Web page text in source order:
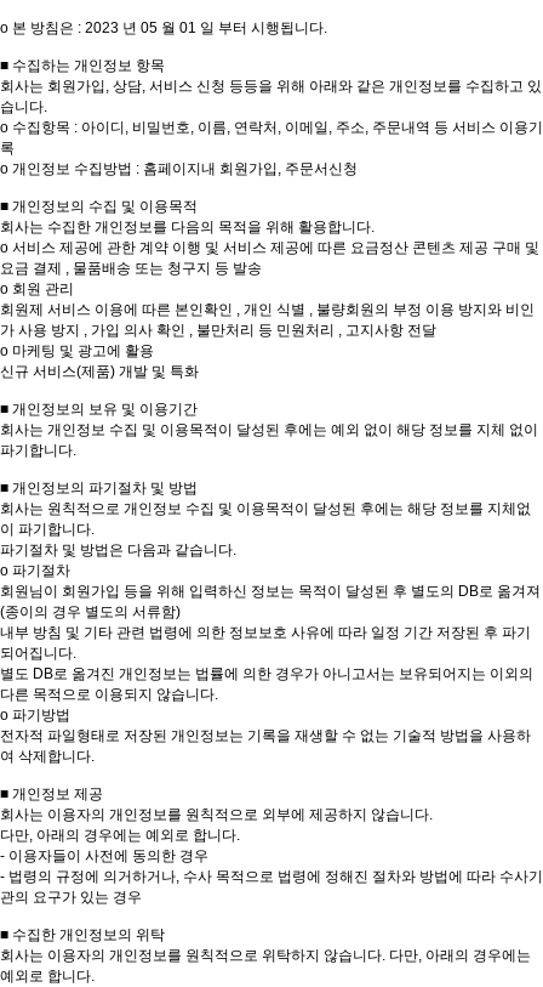
ο 본 방침은 : 2023 년 05 월 01 일 부터 시행됩니다.
■ 수집하는 개인정보 항목
회사는 회원가입, 상담, 서비스 신청 등등을 위해 아래와 같은 개인정보를 수집하고 있
습니다.
ο 수집항목 : 아이디, 비밀번호, 이름, 연락처, 이메일, 주소, 주문내역 등 서비스 이용기
록
ο 개인정보 수집방법 : 홈페이지내 회원가입, 주문서신청
■ 개인정보의 수집 및 이용목적
회사는 수집한 개인정보를 다음의 목적을 위해 활용합니다.
ο 서비스 제공에 관한 계약 이행 및 서비스 제공에 따른 요금정산 콘텐츠 제공 구매 및
요금 결제 , 물품배송 또는 청구지 등 발송
ο 회원 관리
회원제 서비스 이용에 따른 본인확인 , 개인 식별 , 불량회원의 부정 이용 방지와 비인
가 사용 방지 , 가입 의사 확인 , 불만처리 등 민원처리 , 고지사항 전달
ο 마케팅 및 광고에 활용
신규 서비스(제품) 개발 및 특화
■ 개인정보의 보유 및 이용기간
회사는 개인정보 수집 및 이용목적이 달성된 후에는 예외 없이 해당 정보를 지체 없이
파기합니다.
■ 개인정보의 파기절차 및 방법
회사는 원칙적으로 개인정보 수집 및 이용목적이 달성된 후에는 해당 정보를 지체없
이 파기합니다.
파기절차 및 방법은 다음과 같습니다.
ο 파기절차
회원님이 회원가입 등을 위해 입력하신 정보는 목적이 달성된 후 별도의 DB로 옮겨져
(종이의 경우 별도의 서류함)
내부 방침 및 기타 관련 법령에 의한 정보보호 사유에 따라 일정 기간 저장된 후 파기
되어집니다.
별도 DB로 옮겨진 개인정보는 법률에 의한 경우가 아니고서는 보유되어지는 이외의
다른 목적으로 이용되지 않습니다.
ο 파기방법
전자적 파일형태로 저장된 개인정보는 기록을 재생할 수 없는 기술적 방법을 사용하
여 삭제합니다.
■ 개인정보 제공
회사는 이용자의 개인정보를 원칙적으로 외부에 제공하지 않습니다.
다만, 아래의 경우에는 예외로 합니다.
- 이용자들이 사전에 동의한 경우
- 법령의 규정에 의거하거나, 수사 목적으로 법령에 정해진 절차와 방법에 따라 수사기
관의 요구가 있는 경우
■ 수집한 개인정보의 위탁
회사는 이용자의 개인정보를 원칙적으로 위탁하지 않습니다. 다만, 아래의 경우에는
예외로 합니다.